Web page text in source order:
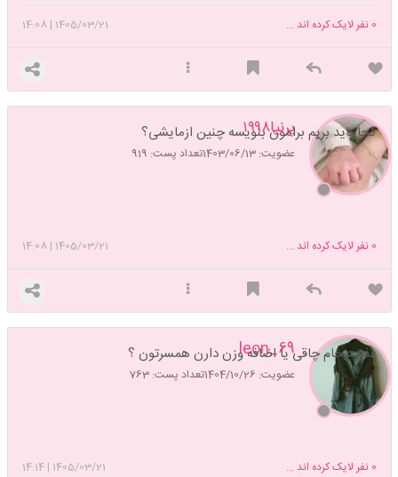
1405/03/21
|
14:08 0 نفر لایک کرده اند ...
پرنیا۱۹۹۸
عضویت: 1403/06/13 تعداد پست: 919
کجا باید بریم برامون بنویسه چنین ازمایشی؟
1405/03/21
|
14:08 0 نفر لایک کرده اند ...
leon_69
عضویت: 1404/10/26 تعداد پست: 763
عذر میخام چاقی یا اضافه وزن دارن همسرتون ؟
1405/03/21
|
14:14 0 نفر لایک کرده اند ...